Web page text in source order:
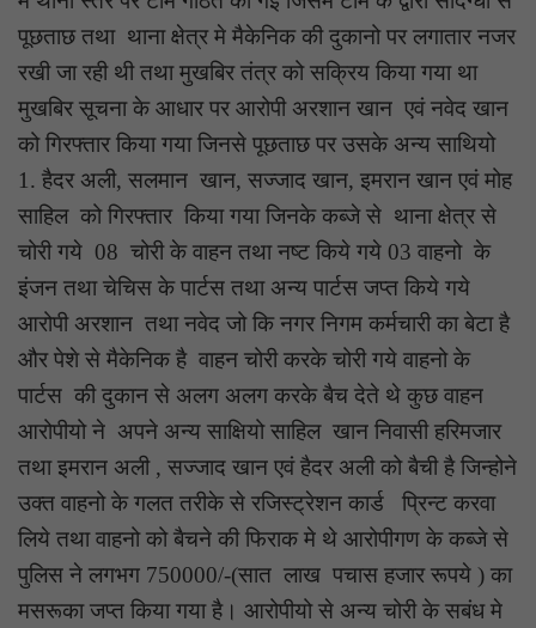
पूछताछ तथा थाना क्षेत्र मे मैकेनिक की दुकानो पर लगातार नजर
रखी जा रही थी तथा मुखबिर तंत्र को सक्रिय किया गया था
मुखबिर सूचना के आधार पर आरोपी अरशान खान एवं नवेद खान
को गिरफ्तार किया गया जिनसे पूछताछ पर उसके अन्य साथियो
1. हैदर अली, सलमान खान, सज्जाद खान, इमरान खान एवं मोह
साहिल को गिरफ्तार किया गया जिनके कब्जे से थाना क्षेत्र से
चोरी गये 08 चोरी के वाहन तथा नष्ट किये गये 03 वाहनो के
इंजन तथा चेचिस के पार्टस तथा अन्य पार्टस जप्त किये गये
आरोपी अरशान तथा नवेद जो कि नगर निगम कर्मचारी का बेटा है
और पेशे से मैकेनिक है वाहन चोरी करके चोरी गये वाहनो के
पार्टस की दुकान से अलग अलग करके बैच देते थे कुछ वाहन
आरोपीयो ने अपने अन्य साक्षियो साहिल खान निवासी हरिमजार
तथा इमरान अली , सज्जाद खान एवं हैदर अली को बैची है जिन्होने
उक्त वाहनो के गलत तरीके से रजिस्ट्रेशन कार्ड प्रिन्ट करवा
लिये तथा वाहनो को बैचने की फिराक मे थे आरोपीगण के कब्जे से
पुलिस ने लगभग 750000/-(सात लाख पचास हजार रूपये ) का
मसरूका जप्त किया गया है। आरोपीयो से अन्य चोरी के सबंध मे